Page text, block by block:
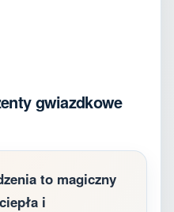
gwiazdkowe
to magiczny
i